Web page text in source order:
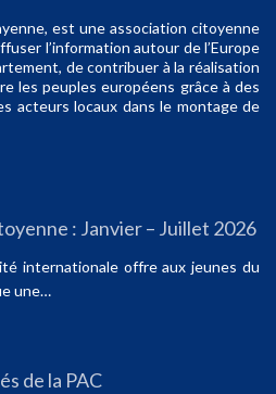
est une association citoyenne
l’information autour de l’Europe
de contribuer à la réalisation
les peuples européens grâce à des
acteurs locaux dans le montage de
: Janvier – Juillet 2026
internationale offre aux jeunes du
une…
de la PAC